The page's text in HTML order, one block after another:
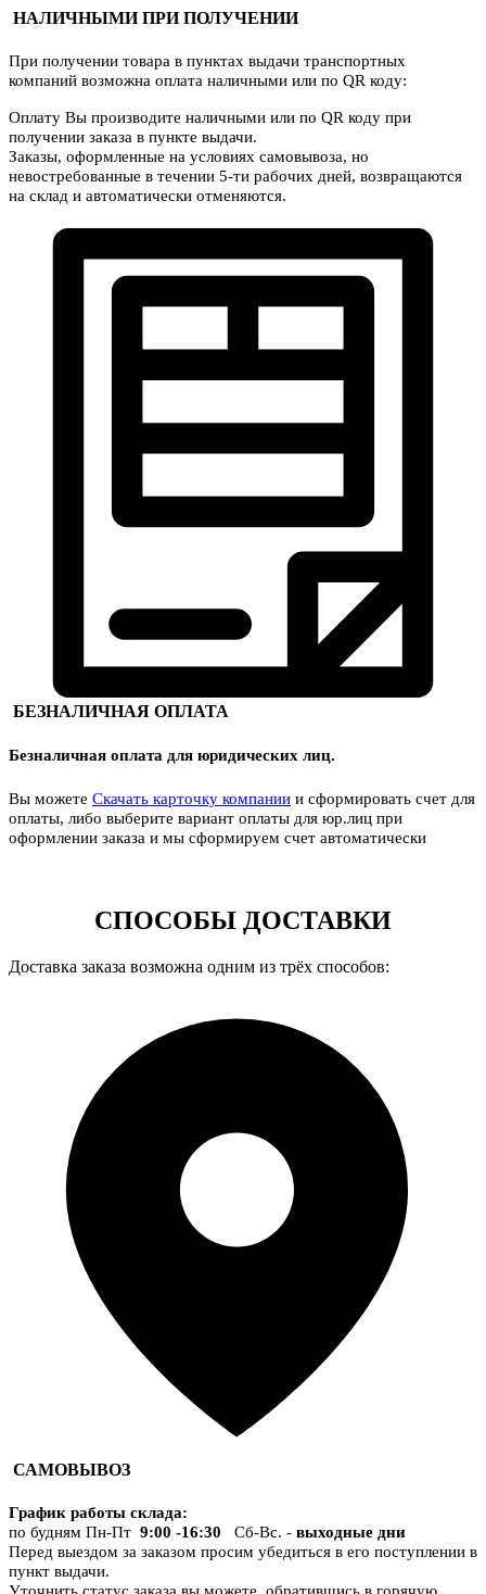
НАЛИЧНЫМИ ПРИ ПОЛУЧЕНИИ
При получении товара в пунктах выдачи транспортных
компаний возможна оплата наличными или по QR коду:
Оплату Вы производите наличными или по QR коду при
получении заказа в пункте выдачи.
Заказы, оформленные на условиях самовывоза, но
невостребованные в течении 5-ти рабочих дней, возвращаются
на склад и автоматически отменяются.
БЕЗНАЛИЧНАЯ ОПЛАТА
Безналичная оплата для юридических лиц.
Вы можете Скачать карточку компании и сформировать счет для
оплаты, либо выберите вариант оплаты для юр.лиц при
оформлении заказа и мы сформируем счет автоматически
СПОСОБЫ ДОСТАВКИ
Доставка заказа возможна одним из трёх способов:
САМОВЫВОЗ
График работы склада:
по будням Пн-Пт 9:00 -16:30 Сб-Вс. - выходные дни
Перед выездом за заказом просим убедиться в его поступлении в
пункт выдачи.